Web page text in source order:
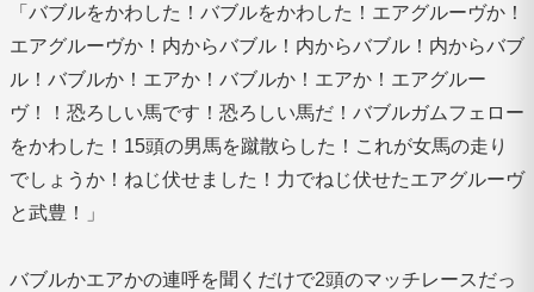
「バブルをかわした！バブルをかわした！エアグルーヴか！
エアグルーヴか！内からバブル！内からバブル！内からバブ
ル！バブルか！エアか！バブルか！エアか！エアグルー
ヴ！！恐ろしい馬です！恐ろしい馬だ！バブルガムフェロー
をかわした！15頭の男馬を蹴散らした！これが女馬の走り
でしょうか！ねじ伏せました！力でねじ伏せたエアグルーヴ
と武豊！」
バブルかエアかの連呼を聞くだけで2頭のマッチレースだっ